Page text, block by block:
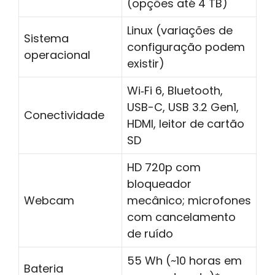
(opções até 4 TB)
Sistema
operacional
Linux (variações de
configuração podem
existir)
Conectividade
Wi‑Fi 6, Bluetooth,
USB-C, USB 3.2 Gen1,
HDMI, leitor de cartão
SD
Webcam
HD 720p com
bloqueador
mecânico; microfones
com cancelamento
de ruído
Bateria
55 Wh (~10 horas em